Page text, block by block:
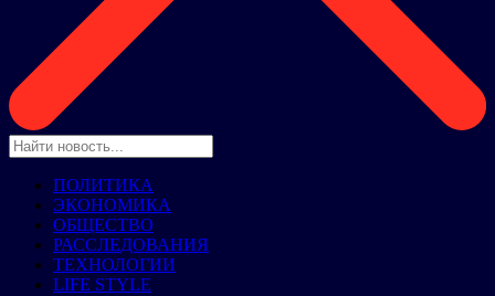
ПОЛИТИКА
ЭКОНОМИКА
ОБЩЕСТВО
РАССЛЕДОВАНИЯ
ТЕХНОЛОГИИ
LIFE STYLE